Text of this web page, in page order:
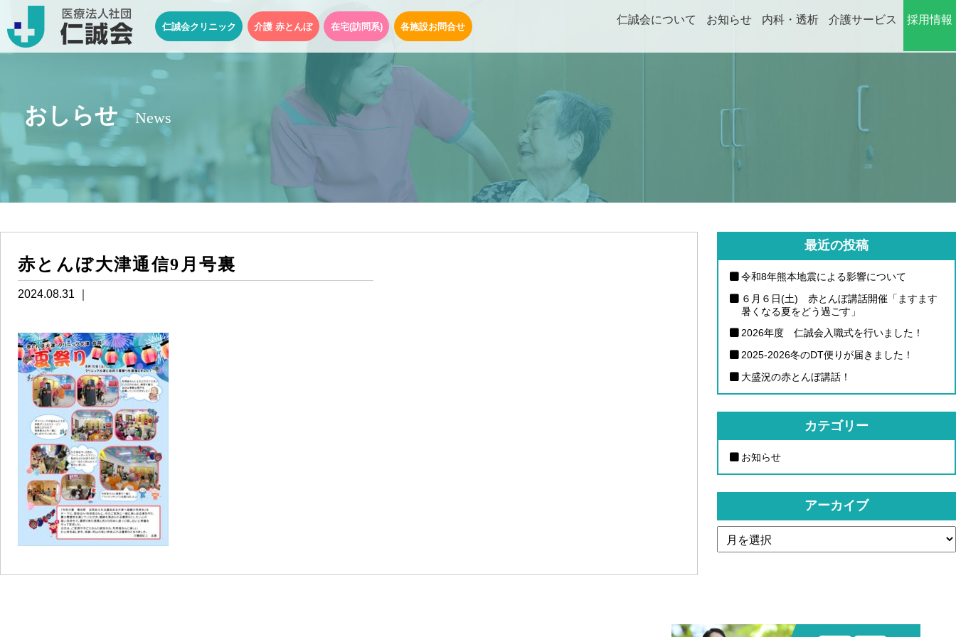
仁誠会クリニック 介護 赤とんぼ 在宅(訪問系) 各施設お問合せ
仁誠会について お知らせ 内科・透析 介護サービス 採用情報
おしらせ News
赤とんぼ大津通信9月号裏
2024.08.31 ｜
最近の投稿
令和8年熊本地震による影響について
６月６日(土) 赤とんぼ講話開催「ますます
暑くなる夏をどう過ごす」
2026年度 仁誠会入職式を行いました！
2025-2026冬のDT便りが届きました！
大盛況の赤とんぼ講話！
カテゴリー
お知らせ
アーカイブ